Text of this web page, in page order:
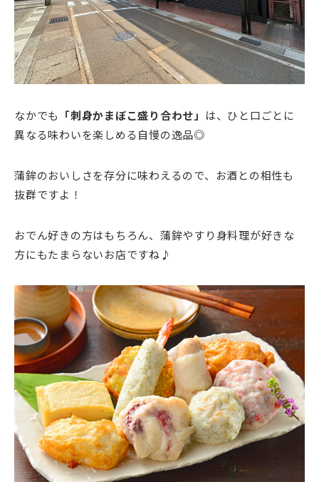
なかでも 「刺身かまぼこ盛り合わせ」 は、ひと口ごとに
異なる味わいを楽しめる自慢の逸品◎
蒲鉾のおいしさを存分に味わえるので、お酒との相性も
抜群ですよ！
おでん好きの方はもちろん、蒲鉾やすり身料理が好きな
方にもたまらないお店ですね♪